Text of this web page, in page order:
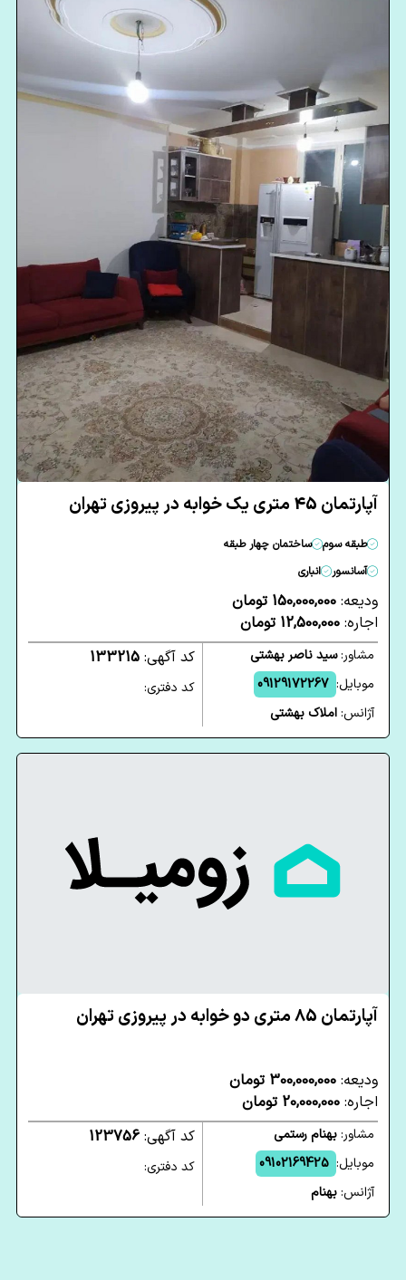
آپارتمان 45 متری یک خوابه در پیروزی تهران
طبقه سوم
ساختمان چهار طبقه
آسانسور
انباری
ودیعه: 150,000,000 تومان
اجاره: 12,500,000 تومان
مشاور:سید ناصر بهشتی
موبایل: 09129172267
آژانس:املاک بهشتی
کد آگهی: 133215
کد دفتری:
آپارتمان 85 متری دو خوابه در پیروزی تهران
ودیعه: 300,000,000 تومان
اجاره: 20,000,000 تومان
مشاور:بهنام رستمی
موبایل: 09102169425
آژانس:بهنام
کد آگهی: 123756
کد دفتری: